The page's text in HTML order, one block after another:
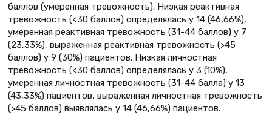
баллов (умеренная тревожность). Низкая реактивная
тревожность (<30 баллов) определялась у 14 (46,66%),
умеренная реактивная тревожность (31-44 баллов) у 7
(23,33%), выраженная реактивная тревожность (>45
баллов) у 9 (30%) пациентов. Низкая личностная
тревожность (<30 баллов) определялась у 3 (10%),
умеренная личностная тревожность (31-44 балла) у 13
(43,33%) пациентов, выраженная личностная тревожность
(>45 баллов) выявлялась у 14 (46,66%) пациентов.